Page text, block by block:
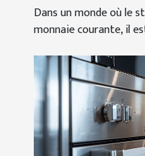
Dans un monde où le
monnaie courante, il